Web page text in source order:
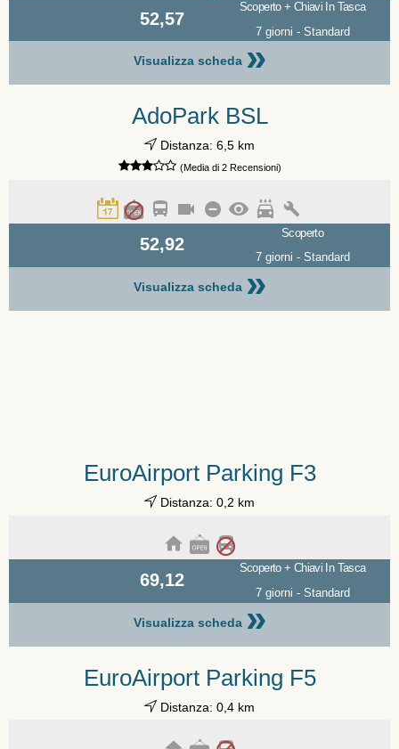
52,57
Scoperto + Chiavi In Tasca
7 giorni - Standard
Visualizza scheda »
AdoPark BSL
Distanza: 6,5 km
(Media di 2 Recensioni)
52,92
Scoperto
7 giorni - Standard
Visualizza scheda »
EuroAirport Parking F3
Distanza: 0,2 km
69,12
Scoperto + Chiavi In Tasca
7 giorni - Standard
Visualizza scheda »
EuroAirport Parking F5
Distanza: 0,4 km